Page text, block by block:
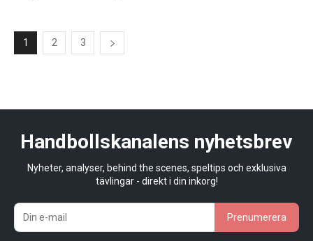
1 2 3
Handbollskanalens nyhetsbrev
Nyheter, analyser, behind the scenes, speltips och exklusiva
tävlingar - direkt i din inkorg!
Prenumerera